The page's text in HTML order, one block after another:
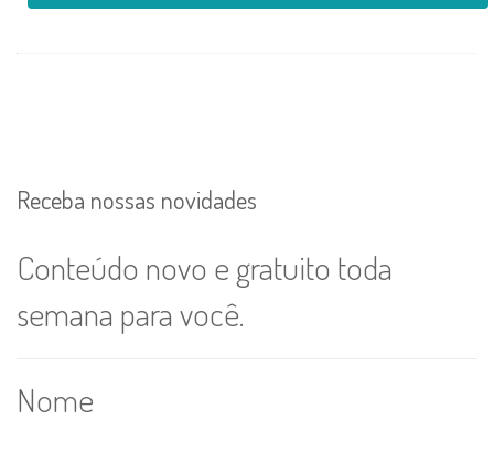
Receba nossas novidades
Conteúdo novo e gratuito toda
semana para você.
Nome